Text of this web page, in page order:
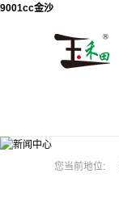
9001cc金沙
您当前地位: